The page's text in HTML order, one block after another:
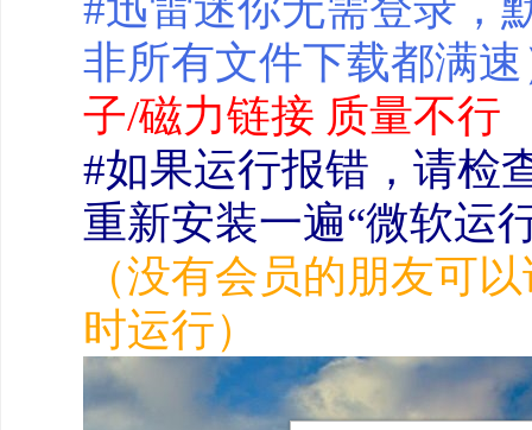
非所有文件下载都满
子/磁力链接 质量不行
#如果运行报错，请检
重新安装一遍“微软运
（没有会员的朋友可
时运行）